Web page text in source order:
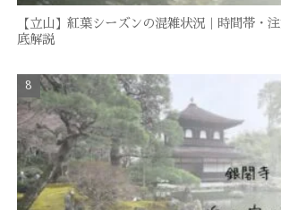
【立山】紅葉シーズンの混雑状況｜時間帯・
底解説